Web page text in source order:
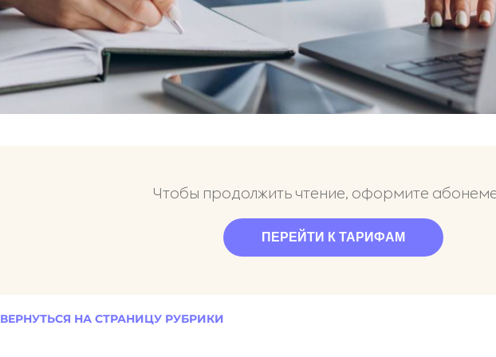
Чтобы продолжить чтение, оформите
ПЕРЕЙТИ К ТАРИФАМ
ВЕРНУТЬСЯ НА СТРАНИЦУ РУБРИКИ